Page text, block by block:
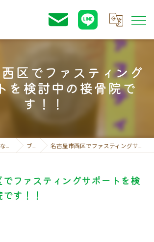
区でファスティング
を検討中の接骨院で
す！！
ブログ 名古屋市西区でファスティングサポートを検討中の接骨院です！！
ファスティングサポートを検
す！！